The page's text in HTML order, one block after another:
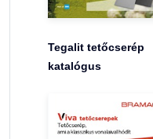
Tegalit tetőcserép
katalógus